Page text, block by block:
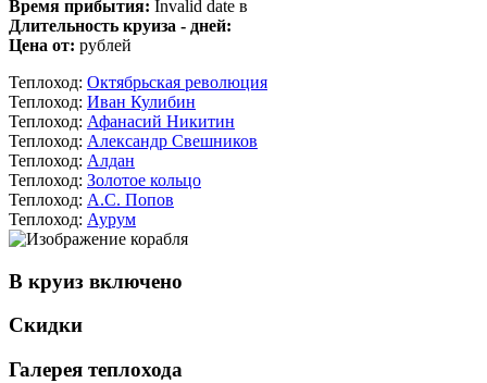
Время прибытия: Invalid date в
Длительность круиза - дней:
Цена от: рублей
Теплоход: Октябрьская революция
Теплоход: Иван Кулибин
Теплоход: Афанасий Никитин
Теплоход: Александр Свешников
Теплоход: Алдан
Теплоход: Золотое кольцо
Теплоход: А.С. Попов
Теплоход: Аурум
В круиз включено
Скидки
Галерея теплохода